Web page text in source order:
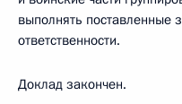
выполнять поставленные
ответственности.
Доклад закончен.